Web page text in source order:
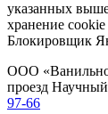
указанных
хранение cookie
Блокировщик
ООО
проезд
97-66